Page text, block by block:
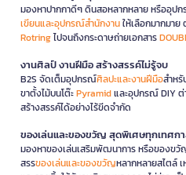
มองหาปากกาดีๆ ดินสอหลากหลาย หรืออุป
เขียนและอุปกรณ์สำนักงานให้เลือกมากมา
Rotringไปจนถึงกระดาษถ่ายเอกสาร
งานศิลป์ งานฝีมือ สร้างสรรค์ไม่รู้จบ
B2S จัดเต็มอุปกรณ์ศิลปะและงานฝีมือสำห
ขาตั้งไม้บนโต๊ะPyramidและอุปกรณ์ DIY ต่
สร้างสรรค์ได้อย่างไร้ขีดจำกัด
ของเล่นและของขวัญ สุดพิเศษทุกเทศก
มองหาของเล่นเสริมพัฒนาการ หรือของขวั
สรรของเล่นและของขวัญหลากหลายสไตล์